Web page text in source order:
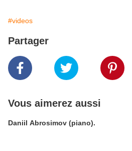
#videos
Partager
Vous aimerez aussi
Daniil Abrosimov (piano).